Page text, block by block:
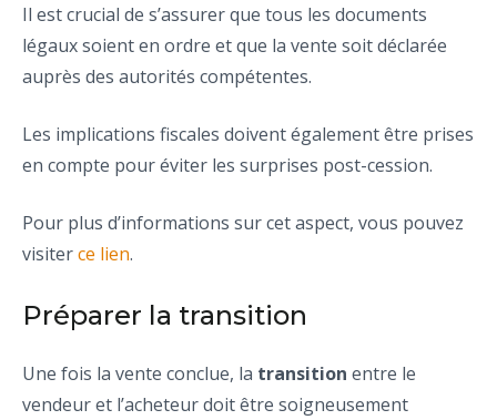
Il est crucial de s’assurer que tous les documents
légaux soient en ordre et que la vente soit déclarée
auprès des autorités compétentes.
Les implications fiscales doivent également être prises
en compte pour éviter les surprises post-cession.
Pour plus d’informations sur cet aspect, vous pouvez
visiterce lien.
Préparer la transition
Une fois la vente conclue, la transition entre le
vendeur et l’acheteur doit être soigneusement